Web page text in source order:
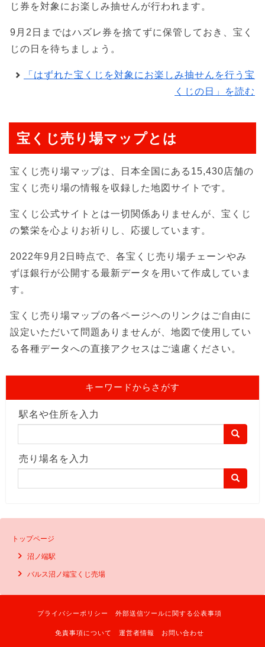
じ券を対象にお楽しみ抽せんが行われます。
9月2日まではハズレ券を捨てずに保管しておき、宝く
じの日を待ちましょう。
「はずれた宝くじを対象にお楽しみ抽せんを行う宝
くじの日」を読む
宝くじ売り場マップとは
宝くじ売り場マップは、日本全国にある15,430店舗の
宝くじ売り場の情報を収録した地図サイトです。
宝くじ公式サイトとは一切関係ありませんが、宝くじ
の繁栄を心よりお祈りし、応援しています。
2022年9月2日時点で、各宝くじ売り場チェーンやみ
ずほ銀行が公開する最新データを用いて作成していま
す。
宝くじ売り場マップの各ページヘのリンクはご自由に
設定いただいて問題ありませんが、地図で使用してい
る各種データへの直接アクセスはご遠慮ください。
キーワードからさがす
駅名や住所を入力
売り場名を入力
トップページ
沼ノ端駅
バルス沼ノ端宝くじ売場
プライバシーポリシー 外部送信ツールに関する公表事項
免責事項について 運営者情報 お問い合わせ